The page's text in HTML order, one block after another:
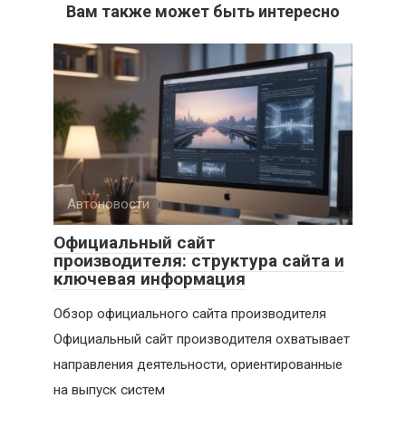
Вам также может быть интересно
Автоновости
Официальный сайт
производителя: структура сайта и
ключевая информация
Обзор официального сайта производителя
Официальный сайт производителя охватывает
направления деятельности, ориентированные
на выпуск систем